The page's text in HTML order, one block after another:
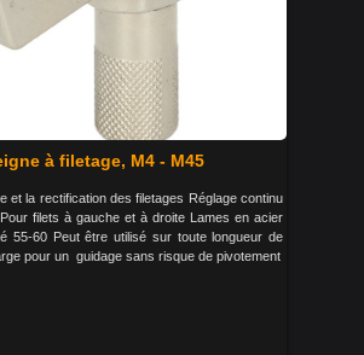
à filetage, M4 - M45
et la rectification des filetages Réglage continu
filets à gauche et à droite Lames en acier
55-60 Peut être utilisé sur toute longueur de
pour un guidage sans risque de pivotement